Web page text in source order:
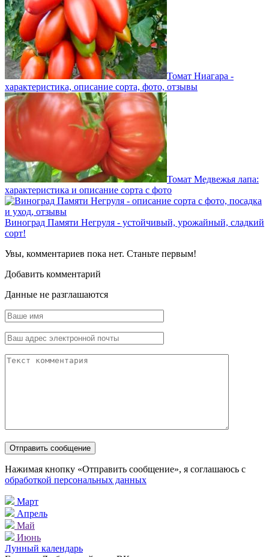
Томат Ниагара -
характеристика, описание сорта, фото, отзывы
Томат Медвежья лапа:
характеристика и описание сорта с фото
Виноград Памяти Негруля - устойчивый, урожайный, сладкий
сорт!
Увы, комментариев пока нет. Станьте первым!
Добавить комментарий
Данные не разглашаются
Нажимая кнопку «Отправить сообщение», я соглашаюсь с
обработкой персональных данных
Март
Апрель
Май
Июнь
Лунный календарь